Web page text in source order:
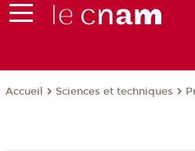
Accueil Sciences et techniques